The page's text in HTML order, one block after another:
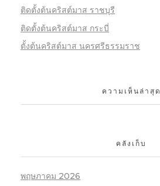
ติดตั้งต้นคริสต์มาส ราชบุรี
ติดตั้งต้นคริสต์มาส กระบี่
ตั้งต้นคริสต์มาส นครศรีธรรมราช
ความเห็นล่าสุด
คลังเก็บ
พฤษภาคม 2026